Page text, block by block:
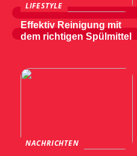
LIFESTYLE
Effektiv Reinigung mit
dem richtigen Spülmittel
NACHRICHTEN